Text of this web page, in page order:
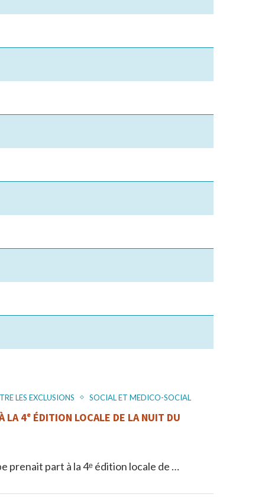
LES EXCLUSIONS SOCIAL ET MEDICO-SOCIAL
LA 4ᵉ ÉDITION LOCALE DE LA NUIT DU
prenait part à la 4ᵉ édition locale de …